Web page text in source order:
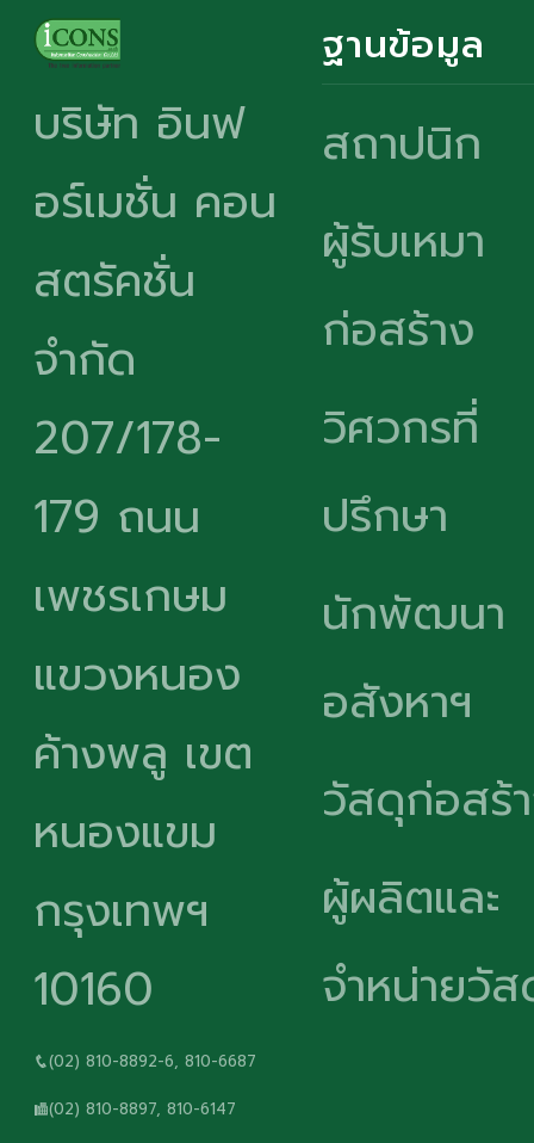
บริษัท อินฟ
อร์เมชั่น คอน
สตรัคชั่น
จำกัด
207/178-
179 ถนน
เพชรเกษม
แขวงหนอง
ค้างพลู เขต
หนองแขม
กรุงเทพฯ
10160
(02) 810-8892-6, 810-6687
(02) 810-8897, 810-6147
ฐานข้อมูล
สถาปนิก
ผู้รับเหมา
ก่อสร้าง
วิศวกรที่
ปรึกษา
นักพัฒนา
อสังหาฯ
วัสดุก่อสร้
ผู้ผลิตและ
จำหน่ายวั